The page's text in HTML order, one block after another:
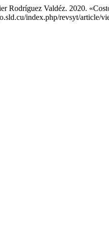
Rodríguez Valdéz. 2020.
index.php/revsyt/article/